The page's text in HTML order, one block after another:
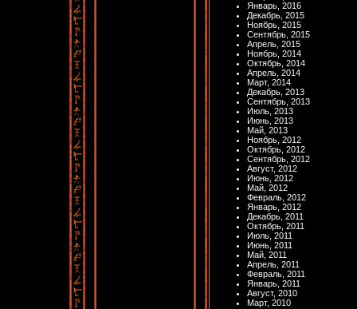
Январь, 2016
Декабрь, 2015
Ноябрь, 2015
Сентябрь, 2015
Апрель, 2015
Ноябрь, 2014
Октябрь, 2014
Апрель, 2014
Март, 2014
Декабрь, 2013
Сентябрь, 2013
Июль, 2013
Июнь, 2013
Май, 2013
Ноябрь, 2012
Октябрь, 2012
Сентябрь, 2012
Август, 2012
Июнь, 2012
Май, 2012
Февраль, 2012
Январь, 2012
Декабрь, 2011
Октябрь, 2011
Июль, 2011
Июнь, 2011
Май, 2011
Апрель, 2011
Февраль, 2011
Январь, 2011
Август, 2010
Март, 2010